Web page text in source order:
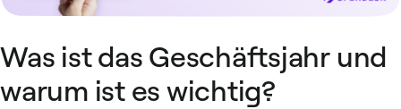
Was ist das Geschäftsjahr und
warum ist es wichtig?